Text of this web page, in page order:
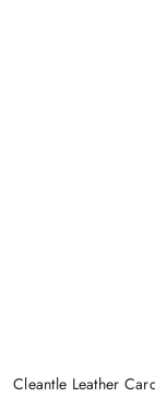
Cleantle Leather